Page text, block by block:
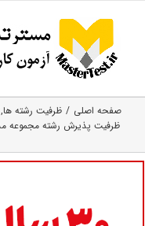
content
صفحه اصلی ظرفیت رشته ها